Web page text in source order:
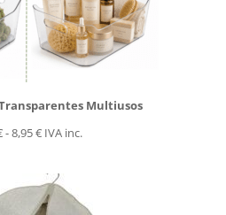
Multiusos
-8,95€Rango
precios:
desde
IVA inc.